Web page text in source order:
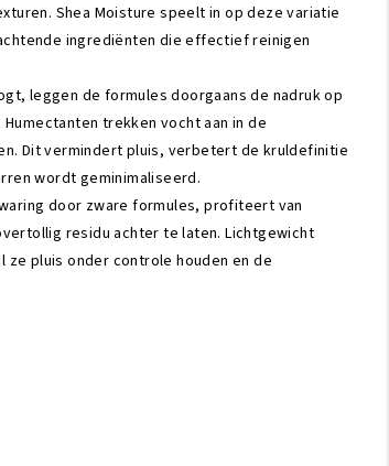
Shea Moisture speelt in op deze variatie
ingrediënten die effectief reinigen
leggen de formules doorgaans de nadruk op
trekken vocht aan in de
Dit vermindert pluis, verbetert de kruldefinitie
wordt geminimaliseerd.
door zware formules, profiteert van
residu achter te laten. Lichtgewicht
pluis onder controle houden en de